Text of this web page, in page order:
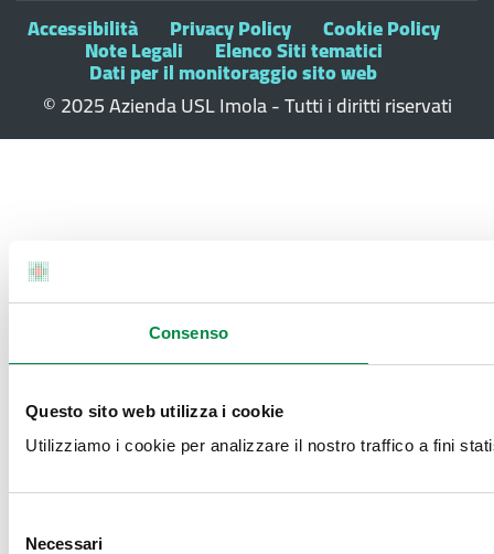
Consenso
Questo sito web utilizza i cookie
Utilizziamo i cookie per analizzare il nostro traffico a fini
delNecessari
Accessibilità Privacy Policy Cookie Policy
Note Legali Elenco Siti tematici
Dati per il monitoraggio sito web
© 2025 Azienda USL Imola - Tutti i diritti riservati